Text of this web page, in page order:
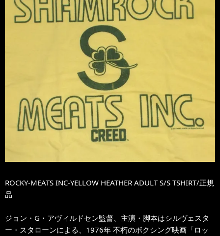
ROCKY-MEATS INC-YELLOW HEATHER ADULT S/S TSHIRT/正規
品
ジョン・G・アヴィルドセン監督、主演・脚本はシルヴェスタ
ー・スタローンによる、1976年 不朽のボクシング映画「ロッ